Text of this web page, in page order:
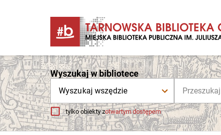
Wyszukaj w bibliotece
Wyszukaj wszędzie
tylko obiekty zotwartym dostępem